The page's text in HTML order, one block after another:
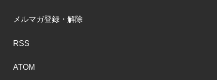
メルマガ登録・解除
RSS
ATOM